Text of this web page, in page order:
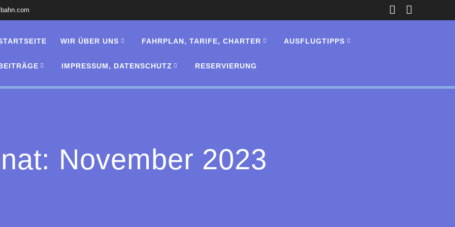
WIR ÜBER UNS FAHRPLAN, TARIFE, CHARTER AUSFLUGTIPPS
IMPRESSUM, DATENSCHUTZ RESERVIERUNG
November 2023